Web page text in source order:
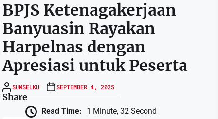
BPJS Ketenagakerjaan
Banyuasin Rayakan
Harpelnas dengan
Apresiasi untuk Peserta
SUMSELKU SEPTEMBER 4, 2025
Share
Read Time: 1 Minute, 32 Second